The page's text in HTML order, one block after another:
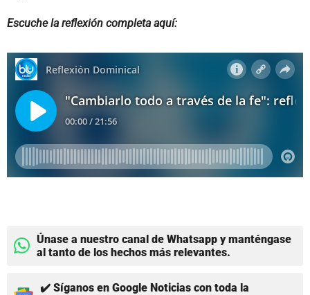
Escuche la reflexión completa aquí:
Únase a nuestro canal de Whatsapp y manténgase
al tanto de los hechos más relevantes.
✔️ Síganos en Google Noticias con toda la